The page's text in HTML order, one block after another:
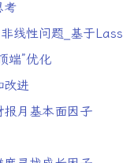
考
线性问题_基于
端”优化
改进
月基本面因子